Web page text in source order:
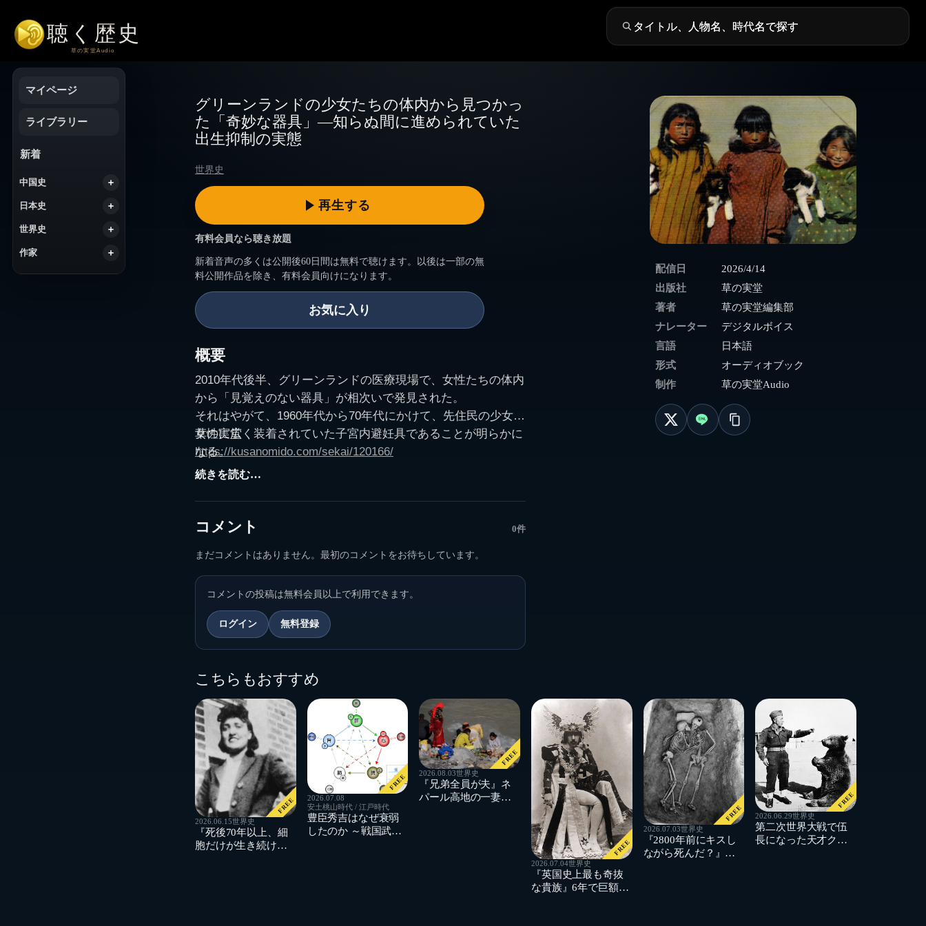
探
マイページ
ライブラリー
新着
中国史
日本史
世界史
作家
グリーンランドの少女たちの体内から見つかっ
た「奇妙な器具」―知らぬ間に進められていた
出生抑制の実態
世界史
有料会員なら聴き放題
新着音声の多くは公開後60日間は無料で聴けます。以後は一部の無
料公開作品を除き、有料会員向けになります。
お気に入り
概要
2010年代後半、グリーンランドの医療現場で、女性たちの体内
から「見覚えのない器具」が相次いで発見された。
それはやがて、1960年代から70年代にかけて、先住民の少女や
女性に広く装着されていた子宮内避妊具であることが明らかに
なる。
出生率抑制を目的とした政策のもと、十分な説明や同意がない
個々の違和感として埋もれていた記憶は、証言の連鎖によって
一つの出来事として結びつき、政府による調査と謝罪へと至
医療と行政の判断が優先されたとき、個人の意思はどのように
扱われていたのかを問いかける。
草の実堂
https://kusanomido.com/sekai/120166/
続きを読む…
コメント 0件
まだコメントはありません。最初のコメントをお待ちしています。
コメントの投稿は無料会員以上で利用できます。
ログイン 無料登録
配信日
2026/4/14
出版社
草の実堂
著者
草の実堂編集部
ナレーター
デジタルボイス
言語
日本語
形式
オーディオブック
制作
草の実堂Audio
こちらもおすすめ
FREE
2026.06.15世界史
『死後70年以上、細
胞だけが生き続ける
FREE
2026.07.08
安土桃山時代 / 江戸時代
豊臣秀吉はなぜ衰弱
したのか ～戦国武将
FREE
2026.08.03世界史
『兄弟全員が夫』ネ
パール高地の一妻多
FREE
2026.07.04世界史
『英国史上最も奇抜
な貴族』6年で巨額財
FREE
2026.07.03世界史
『2800年前にキスし
ながら死んだ？』イ
FREE
2026.06.29世界史
第二次世界大戦で伍
長になった天才クマ